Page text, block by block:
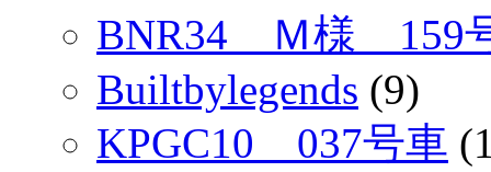
BNR34 Ｍ様 159
Builtbylegends (9)
KPGC10 037号車